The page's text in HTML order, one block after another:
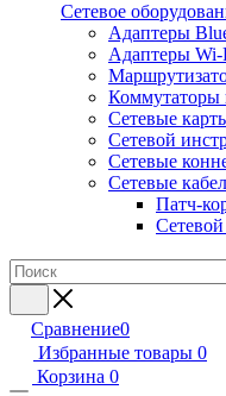
Сетевое
Адаптеры
Адаптеры Wi-
Коммутаторы
Сетевые
Сетевой
Сетевые
Сетевые
Патч-
Сравнение0
Избранные товары 0
Корзина 0